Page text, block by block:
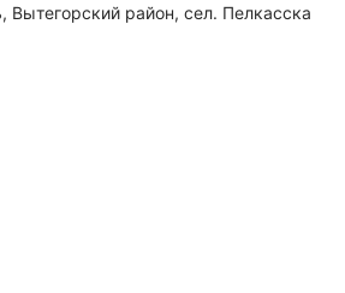
Вытегорский район, сел. Пелкасска